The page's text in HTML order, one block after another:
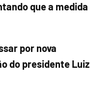
que a medida
por nova
do presidente Luiz